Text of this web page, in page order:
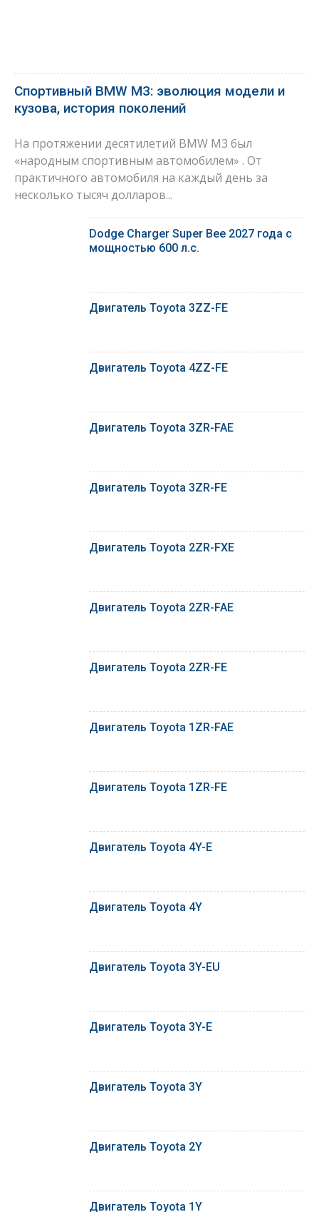
Спортивный BMW M3: эволюция модели и
кузова, история поколений
На протяжении десятилетий BMW M3 был
«народным спортивным автомобилем» . От
практичного автомобиля на каждый день за
несколько тысяч долларов...
Dodge Charger Super Bee 2027 года с
мощностью 600 л.с.
Двигатель Toyota 3ZZ-FE
Двигатель Toyota 4ZZ-FE
Двигатель Toyota 3ZR-FAE
Двигатель Toyota 3ZR-FE
Двигатель Toyota 2ZR-FXE
Двигатель Toyota 2ZR-FAE
Двигатель Toyota 2ZR-FE
Двигатель Toyota 1ZR-FAE
Двигатель Toyota 1ZR-FE
Двигатель Toyota 4Y-E
Двигатель Toyota 4Y
Двигатель Toyota 3Y-EU
Двигатель Toyota 3Y-E
Двигатель Toyota 3Y
Двигатель Toyota 2Y
Двигатель Toyota 1Y